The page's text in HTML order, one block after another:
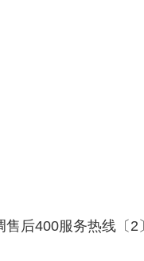
售后400服务热线〔2